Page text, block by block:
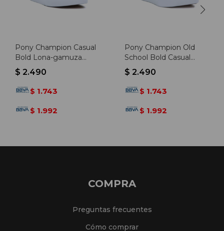
Pony Champion Casual
Bold Lona-gamuza
Navy-black - Marino-
negro
$ 2.490
$ 1.743
$ 1.992
Pony Champion Old
School Bold Casual
Hombre Lona-gamuza
Negro - Negro
$ 2.490
$ 1.743
$ 1.992
COMPRA
Preguntas frecuentes
Cómo comprar